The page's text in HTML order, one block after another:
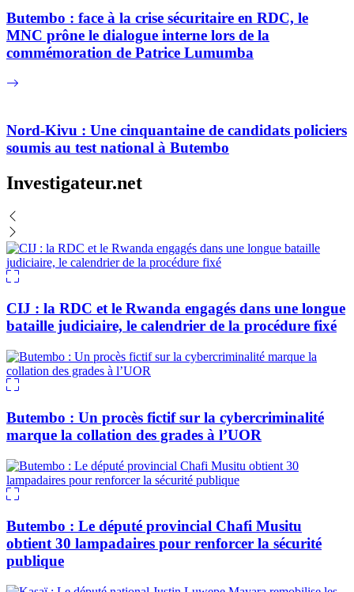
Butembo : face à la crise sécuritaire en RDC, le
MNC prône le dialogue interne lors de la
commémoration de Patrice Lumumba
Nord-Kivu : Une cinquantaine de candidats policiers
soumis au test national à Butembo
Investigateur.net
CIJ : la RDC et le Rwanda engagés dans une longue
bataille judiciaire, le calendrier de la procédure fixé
Butembo : Un procès fictif sur la cybercriminalité
marque la collation des grades à l’UOR
Butembo : Le député provincial Chafi Musitu
obtient 30 lampadaires pour renforcer la sécurité
publique